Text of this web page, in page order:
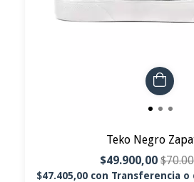
Teko Negro
$49.900,00
$47.405,00 con Transferencia o